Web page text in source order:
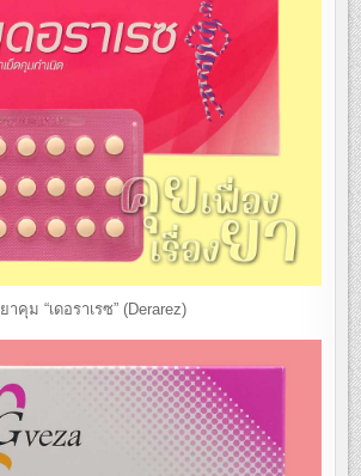
ยาคุม “เดอราเรซ” (Derarez)